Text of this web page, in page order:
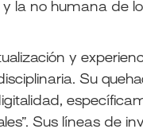
la no humana de
y
Su
Sus líneas de